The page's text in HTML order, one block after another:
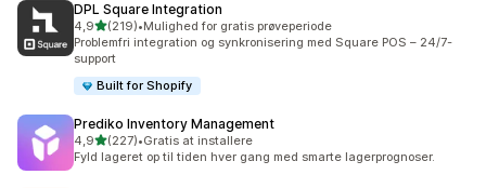
DPL Square Integration
4,9ud af 5 stjerner
(219)
219 anmeldelser i alt
•Mulighed for gratis prøveperiode
Problemfri integration og synkronisering med Square POS – 24/7-
support
Built for Shopify
Prediko Inventory Management
4,9ud af 5 stjerner
(227)
227 anmeldelser i alt
•Gratis at installere
Fyld lageret op til tiden hver gang med smarte lagerprognoser.